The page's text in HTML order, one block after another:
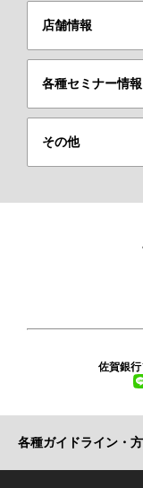
店舗情報
各種セミナー情報
その他
佐賀銀
各種ガイドライン・